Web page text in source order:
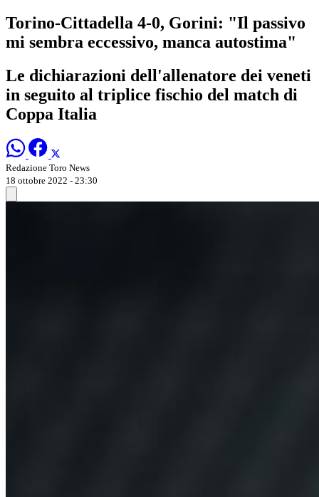
Torino-Cittadella 4-0, Gorini: "Il passivo
mi sembra eccessivo, manca autostima"
Le dichiarazioni dell'allenatore dei veneti
in seguito al triplice fischio del match di
Coppa Italia
Redazione Toro News
18 ottobre 2022 - 23:30